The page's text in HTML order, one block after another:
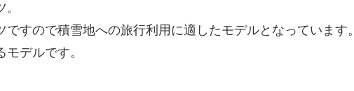
すので積雪地への旅行利用に適したモデルとなっています。
デルです。